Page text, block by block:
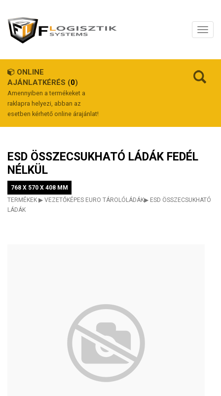
ONLINE
AJÁNLATKÉRÉS (0)
Amennyiben a termékeket a
raklapra helyezi, abban az
esetben kérhető online árajánlat!
ESD ÖSSZECSUKHATÓ LÁDÁK FEDÉL
NÉLKÜL
768 X 570 X 408 MM
TERMÉKEK ▶ VEZETŐKÉPES EURO TÁROLÓLÁDÁK▶ ESD ÖSSZECSUKHATÓ
LÁDÁK